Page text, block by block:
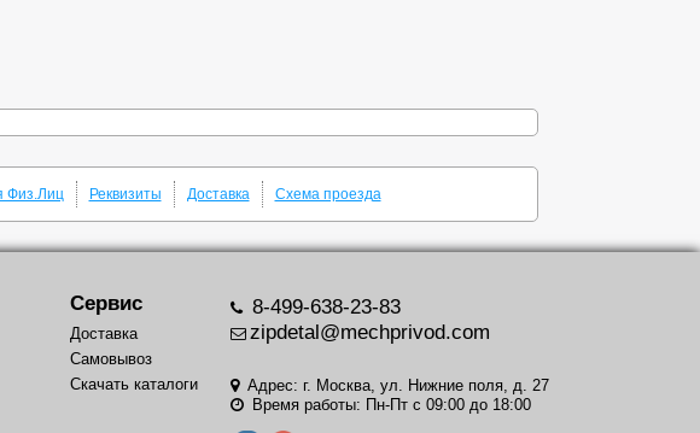
Физ.Лиц Реквизиты Доставка Схема проезда
Сервис
Доставка
Самовывоз
Скачать каталоги
8-499-638-23-83
zipdetal@mechprivod.com
Адрес: г. Москва, ул. Нижние поля, д. 27
Время работы: Пн-Пт с 09:00 до 18:00